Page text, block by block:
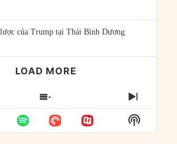
của Trump tại Thái Bình Dương
LOAD MORE
SHOW
EPISODES
LIST
NEXT
Show
Podcast